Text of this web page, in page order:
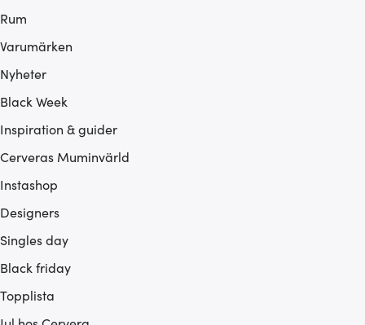
Rum
Varumärken
Nyheter
Black Week
Inspiration & guider
Cerveras Muminvärld
Instashop
Designers
Singles day
Black friday
Topplista